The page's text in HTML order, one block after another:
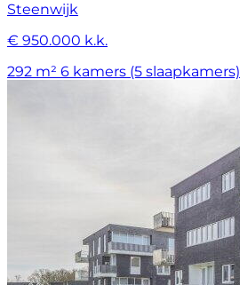
Steenwijk
€ 950.000 k.k.
292 m² 6 kamers (5 slaapkamers)